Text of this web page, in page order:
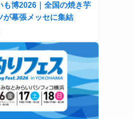
も博2026｜全国の焼き芋
が幕張メッセに集結